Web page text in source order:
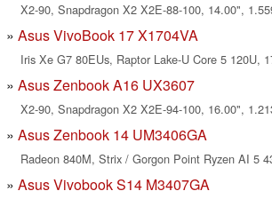
X2-90, Snapdragon X2 X2E-88-100, 14.00",
Asus VivoBook 17 X1704VA
Iris Xe G7 80EUs, Raptor Lake-U Core 5 120U,
Asus Zenbook A16 UX3607
X2-90, Snapdragon X2 X2E-94-100, 16.00",
Asus Zenbook 14 UM3406GA
Radeon 840M, Strix / Gorgon Point Ryzen AI 5
Asus Vivobook S14 M3407GA